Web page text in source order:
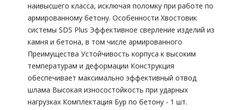
наивысшего класса, исключая поломку при работе по
армированному бетону. Особенности Хвостовик
системы SDS Plus Эффективное сверление изделий из
камня и бетона, в том числе армированного
Преимущества Устойчивость корпуса к высоким
температурам и деформации Конструкция
обеспечивает максимально эффективный отвод
шлама Высокая износостойкость при ударных
нагрузках Комплектация Бур по бетону - 1 шт.